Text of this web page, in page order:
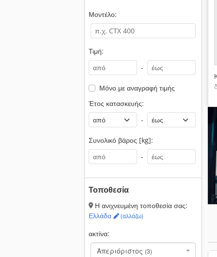
Μοντέλο:
Τιμή:
-
Μόνο με αναγραφή τιμής
Έτος κατασκευής:
-
Συνολικό βάρος [kg]:
-
Τοποθεσία
Η ανιχνευμένη τοποθεσία σας:
Ελλάδα
(αλλάζω)
ακτίνα:
Απεριόριστος (3)